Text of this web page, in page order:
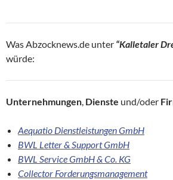
Was Abzocknews.de unter “Kalletaler
würde:
Unternehmungen, Dienste und/oder
Aequatio Dienstleistungen GmbH
BWL Letter & Support GmbH
BWL Service GmbH & Co. KG
Collector Forderungsmanagement